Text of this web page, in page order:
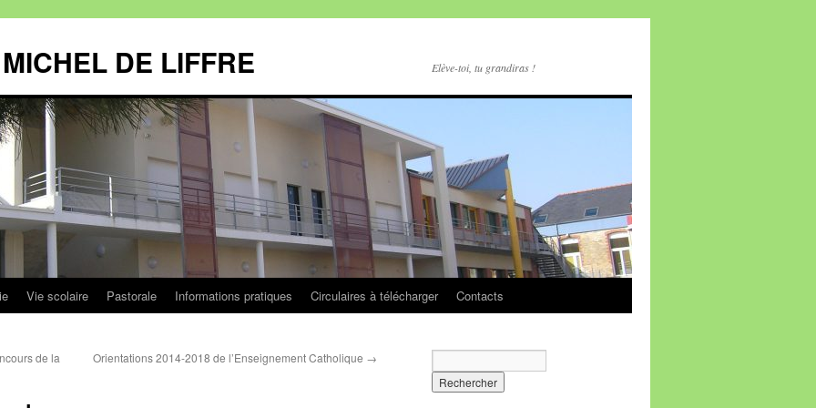
DE LIFFRE Elève-toi, tu grandiras !
Vie scolaire Pastorale Informations pratiques Circulaires à télécharger Contacts
de la
Orientations 2014-2018 de l’Enseignement Catholique →